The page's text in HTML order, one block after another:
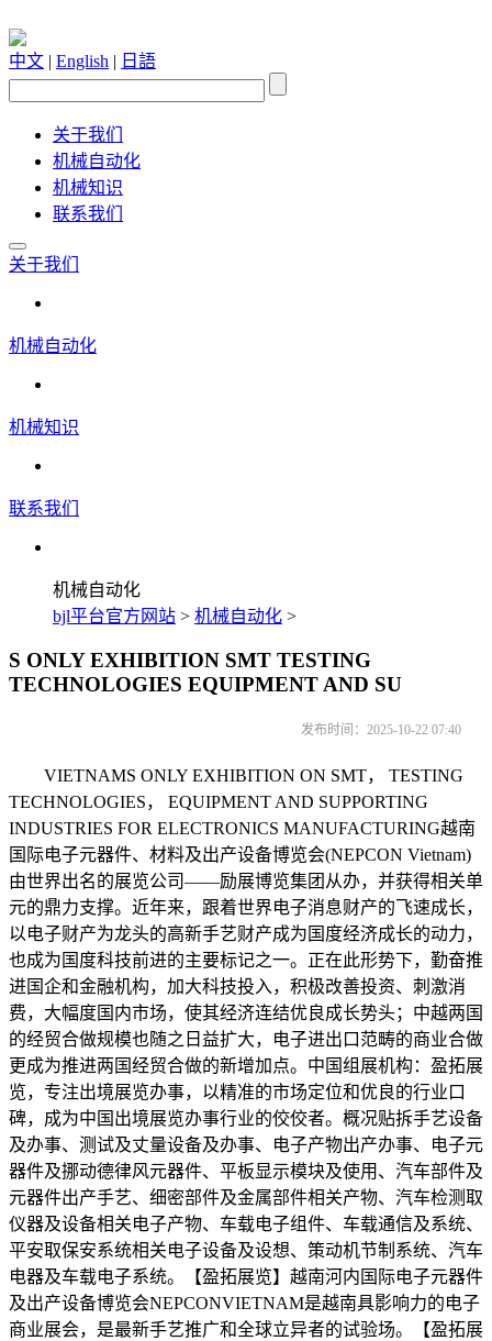
中文 | English | 日語
关于我们
机械自动化
机械知识
联系我们
关于我们
机械自动化
机械知识
联系我们
机械自动化
bjl平台官方网站 > 机械自动化 >
S ONLY EXHIBITION SMT TESTING
TECHNOLOGIES EQUIPMENT AND SU
发布时间：2025-10-22 07:40
VIETNAMS ONLY EXHIBITION ON SMT， TESTING
TECHNOLOGIES， EQUIPMENT AND SUPPORTING
INDUSTRIES FOR ELECTRONICS MANUFACTURING越南
国际电子元器件、材料及出产设备博览会(NEPCON Vietnam)
由世界出名的展览公司——励展博览集团从办，并获得相关单
元的鼎力支撑。近年来，跟着世界电子消息财产的飞速成长，
以电子财产为龙头的高新手艺财产成为国度经济成长的动力，
也成为国度科技前进的主要标记之一。正在此形势下，勤奋推
进国企和金融机构，加大科技投入，积极改善投资、刺激消
费，大幅度国内市场，使其经济连结优良成长势头；中越两国
的经贸合做规模也随之日益扩大，电子进出口范畴的商业合做
更成为推进两国经贸合做的新增加点。中国组展机构：盈拓展
览，专注出境展览办事，以精准的市场定位和优良的行业口
碑，成为中国出境展览办事行业的佼佼者。概况贴拆手艺设备
及办事、测试及丈量设备及办事、电子产物出产办事、电子元
器件及挪动德律风元器件、平板显示模块及使用、汽车部件及
元器件出产手艺、细密部件及金属部件相关产物、汽车检测取
仪器及设备相关电子产物、车载电子组件、车载通信及系统、
平安取保安系统相关电子设备及设想、策动机节制系统、汽车
电器及车载电子系统。【盈拓展览】越南河内国际电子元器件
及出产设备博览会NEPCONVIETNAM是越南具影响力的电子
商业展会，是最新手艺推广和全球立异者的试验场。【盈拓展